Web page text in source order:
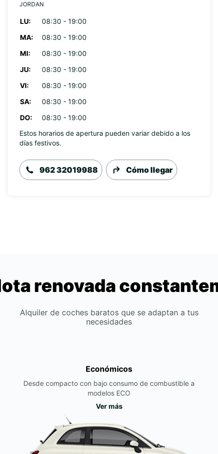
JORDAN
LU:
08:30 - 19:00
MA:
08:30 - 19:00
MI:
08:30 - 19:00
JU:
08:30 - 19:00
VI:
08:30 - 19:00
SA:
08:30 - 19:00
DO:
08:30 - 19:00
Estos horarios de apertura pueden variar debido a los
días festivos.
962 32019988 Cómo llegar
renovada
Alquiler de coches baratos que se adaptan a tus
necesidades
Económicos
Desde compacto con bajo consumo de combustible a
modelos ECO
Ver más